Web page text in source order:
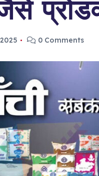
0 Comments